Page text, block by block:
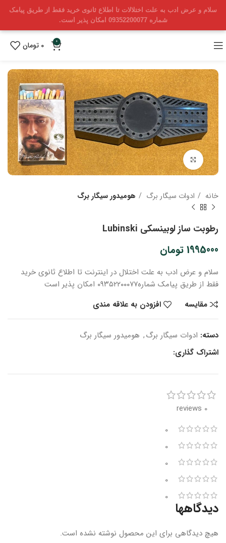
سلام و عرض ادب به علت اختلالات تا اطلاع ثانوی خرید فقط از طریق پیامک
شماره 09352200077 امکان پذیر است.
0
0 تومان
بزرگنمایی تصویر
خانه ادوات سیگار برگ هومیدور سیگار برگ
رطوبت ساز لوبینسکی Lubinski
1995000 تومان
سلام و عرض ادب به علت اختلال در اینترنت تا اطلاع ثانوی خرید
فقط از طریق پیامک شماره۰۹۳۵۲۲۰۰۰۷۷ امکان پذیر است
مقایسه
افزودن به علاقه مندی
دسته: ادوات سیگار برگ, هومیدور سیگار برگ
اشتراک گذاری:
0 reviews
0
0
0
0
0
دیدگاهها
هیچ دیدگاهی برای این محصول نوشته نشده است.